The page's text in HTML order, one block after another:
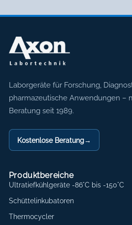
Axon Labortechnik
Laborgeräte für Forschung,
pharmazeutische Anwendungen –
Beratung seit 1989.
Kostenlose Beratung→
Produktbereiche
Ultratiefkühlgeräte -86°C bis -150°C
Schüttelinkubatoren
Thermocycler